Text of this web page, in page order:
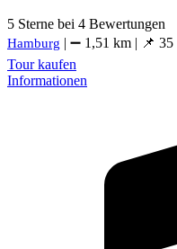
5 Sterne bei 4 Bewertungen
Hamburg | ➖ 1,51 km | 📌
Tour kaufen
Informationen